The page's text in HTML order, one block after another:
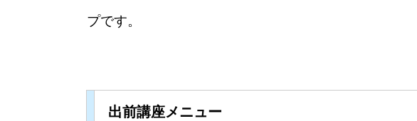
プです。
出前講座メニュー